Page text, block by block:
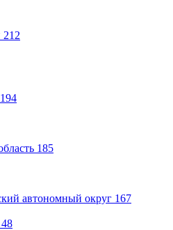
212
194
185
автономный округ 167
48